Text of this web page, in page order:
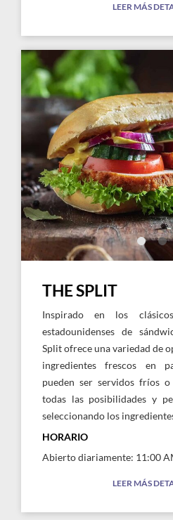
LEER MÁS
Link
Larger
The
Sandwiches
THE SPLIT
Inspirado en los
estadounidenses de
Split ofrece una variedad de
ingredientes frescos en
pueden ser servidos fríos
todas las posibilidades y
seleccionando los
HORARIO
Abierto diariamente: 11:00
LEER MÁS